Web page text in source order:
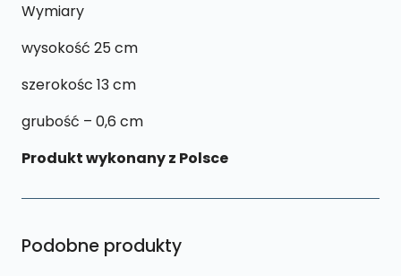
Wymiary
wysokość 25 cm
szerokośc 13 cm
grubość – 0,6 cm
Produkt wykonany z Polsce
Podobne produkty